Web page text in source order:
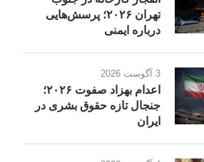
تهران ۲۰۲۶؛ پرسش‌هایی
درباره ایمنی
3 آگوست 2026
اعدام بهزاد صفوت ۲۰۲۶؛
جنجال تازه حقوق بشری در
ایران